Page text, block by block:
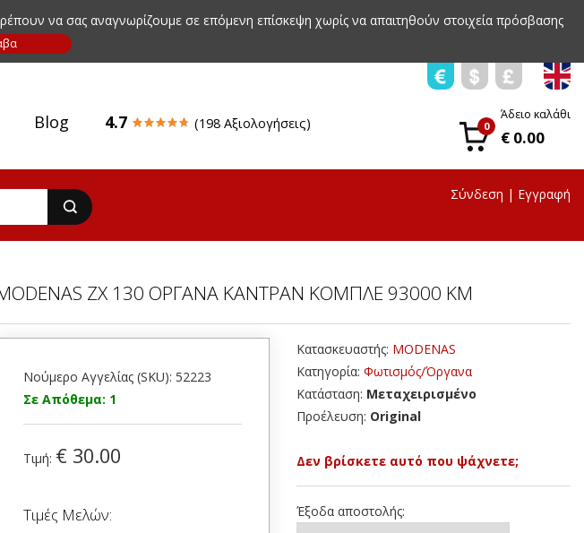
να σας αναγνωρίζουμε σε επόμενη επίσκεψη χωρίς να απαιτηθούν στοιχεία πρόσβασης
Blog 4.7 (198 Αξιολογήσεις) 0
Άδειο καλάθι
€ 0.00
Σύνδεση | Εγγραφή
ZX 130 ΟΡΓΑΝΑ ΚΑΝΤΡΑΝ ΚΟΜΠΛΕ 93000 KM
Νούμερο Αγγελίας (SKU): 52223
Σε Απόθεμα: 1
Τιμή: € 30.00
Τιμές Μελών:
Κατασκευαστής: MODENAS
Κατηγορία: Φωτισμός/Όργανα
Κατάσταση: Μεταχειρισμένο
Προέλευση: Original
Δεν βρίσκετε αυτό που ψάχνετε;
Έξοδα αποστολής: